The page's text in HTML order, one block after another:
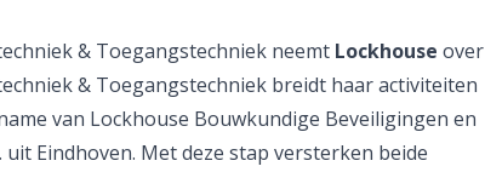
& Toegangstechniek neemt Lockhouse over
& Toegangstechniek breidt haar activiteiten
van Lockhouse Bouwkundige Beveiligingen en
Eindhoven. Met deze stap versterken beide